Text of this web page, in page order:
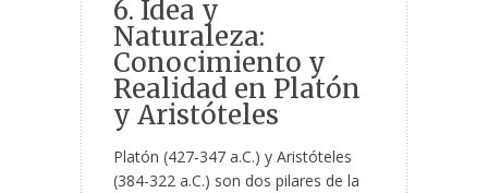
6. Idea y
Naturaleza:
Conocimiento y
Realidad en Platón
y Aristóteles
Platón (427-347 a.C.) y Aristóteles
(384-322 a.C.) son dos pilares de la